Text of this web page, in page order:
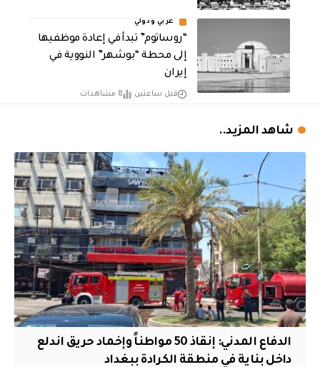
عربي ودولي
“روساتوم” تبدأ في إعادة موظفيها
إلى محطة “بوشهر” النووية في
إيران
قبل ساعتين 8 مشاهدات
شاهد المزيد..
الدفاع المدني: إنقاذ 50 مواطناً وإخماد حريق اندلع
داخل بناية في منطقة الكرادة ببغداد